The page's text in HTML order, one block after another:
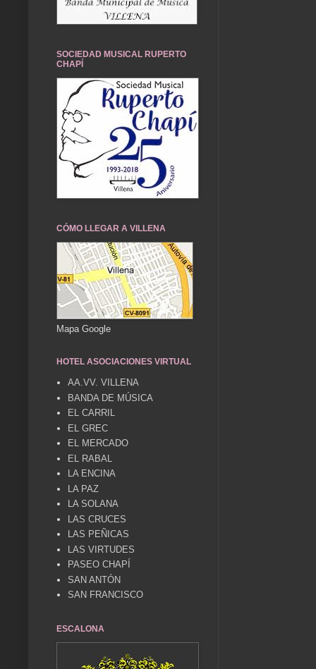
SOCIEDAD MUSICAL RUPERTO
CHAPÍ
CÓMO LLEGAR A VILLENA
Mapa Google
HOTEL ASOCIACIONES VIRTUAL
AA.VV. VILLENA
BANDA DE MÚSICA
EL CARRIL
EL GREC
EL MERCADO
EL RABAL
LA ENCINA
LA PAZ
LA SOLANA
LAS CRUCES
LAS PEÑICAS
LAS VIRTUDES
PASEO CHAPÍ
SAN ANTÓN
SAN FRANCISCO
ESCALONA